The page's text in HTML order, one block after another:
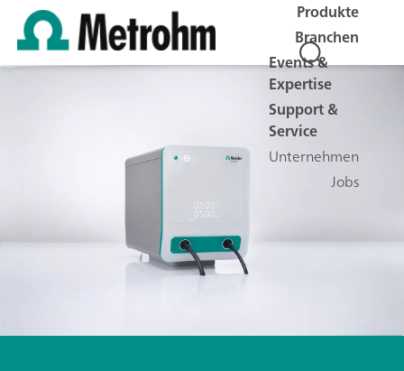
Produkte
Branchen
Events &
Expertise
Support &
Service
Unternehmen
Jobs